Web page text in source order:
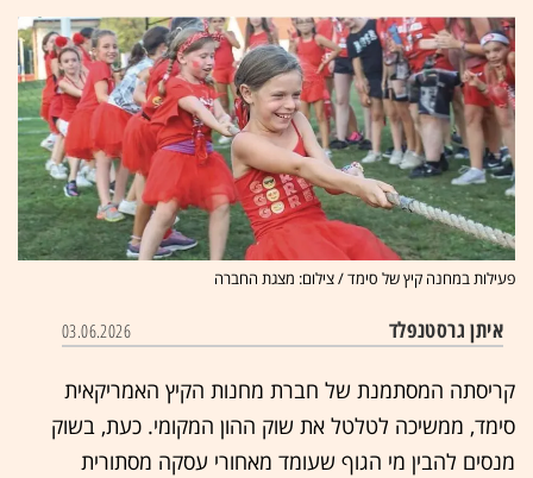
פעילות במחנה קיץ של סימד / צילום: מצגת החברה
איתן גרסטנפלד 03.06.2026
קריסתה המסתמנת של חברת מחנות הקיץ האמריקאית
סימד, ממשיכה לטלטל את שוק ההון המקומי. כעת, בשוק
מנסים להבין מי הגוף שעומד מאחורי עסקה מסתורית